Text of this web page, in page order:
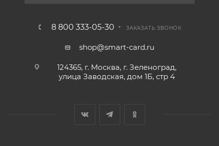
8 800 333-05-30 ЗАКАЗАТЬ ЗВОНОК
shop@smart-card.ru
124365, г. Москва, г. Зеленоград,
улица Заводская, дом 1Б, стр 4